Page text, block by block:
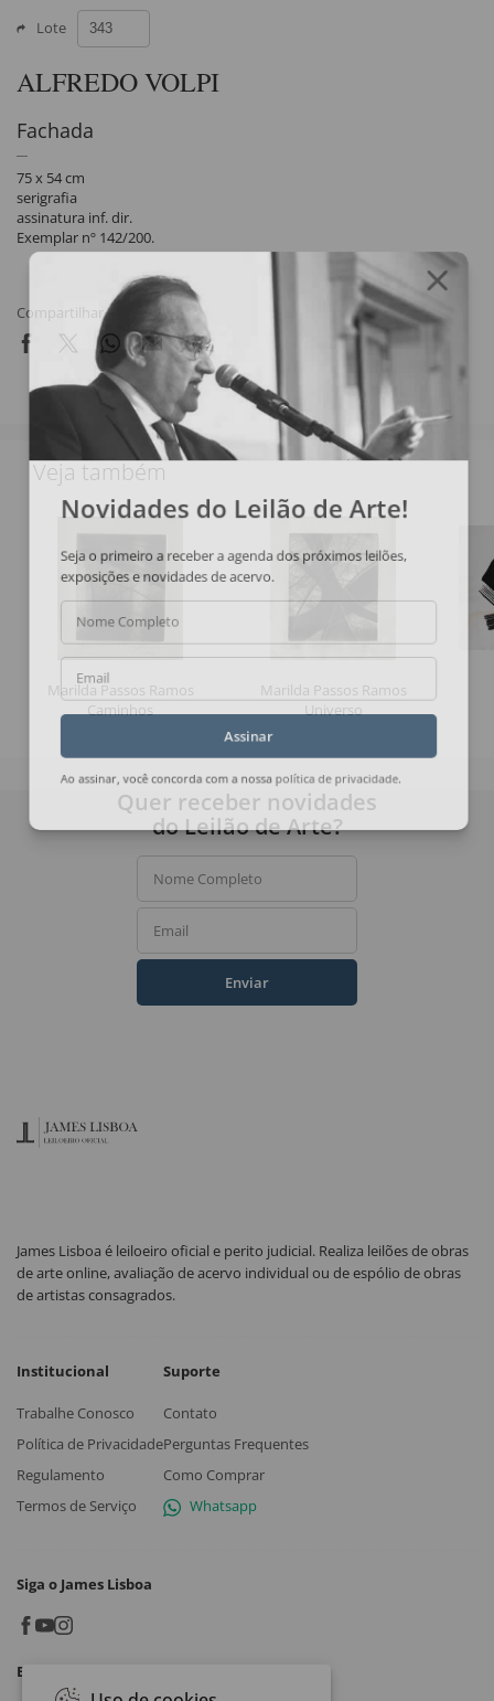
Lote
ALFREDO VOLPI
Fachada
75 x 54 cm
serigrafia
assinatura inf. dir.
Exemplar nº 142/200.
Compartilhar
Veja também
Marilda Passos Ramos
Caminhos
Marilda Passos Ramos
Universo
Novidades do Leilão de Arte!
Seja o primeiro a receber a agenda dos próximos leilões,
exposições e novidades de acervo.
Nome Completo
Email
Assinar
Ao assinar, você concorda com a nossa política de privacidade
Quer receber novidades
do Leilão de Arte?
Nome Completo
Email
Enviar
James Lisboa é leiloeiro oficial e perito judicial. Realiza leilões de obras
de arte online, avaliação de acervo individual ou de espólio de obras
de artistas consagrados.
Institucional
Trabalhe Conosco
Política de Privacidade
Regulamento
Termos de Serviço
Suporte
Contato
Perguntas Frequentes
Como Comprar
Whatsapp
Siga o James Lisboa
Baixe o App